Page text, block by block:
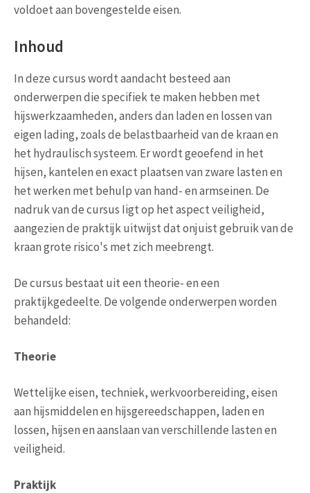
voldoet aan bovengestelde eisen.
Inhoud
In deze cursus wordt aandacht besteed aan
onderwerpen die specifiek te maken hebben met
hijswerkzaamheden, anders dan laden en lossen van
eigen lading, zoals de belastbaarheid van de kraan en
het hydraulisch systeem. Er wordt geoefend in het
hijsen, kantelen en exact plaatsen van zware lasten en
het werken met behulp van hand- en armseinen. De
nadruk van de cursus Iigt op het aspect veiligheid,
aangezien de praktijk uitwijst dat onjuist gebruik van de
kraan grote risico's met zich meebrengt.
De cursus bestaat uit een theorie- en een
praktijkgedeelte. De volgende onderwerpen worden
behandeld:
Theorie
Wettelijke eisen, techniek, werkvoorbereiding, eisen
aan hijsmiddelen en hijsgereedschappen, laden en
lossen, hijsen en aanslaan van verschillende lasten en
veiligheid.
Praktijk